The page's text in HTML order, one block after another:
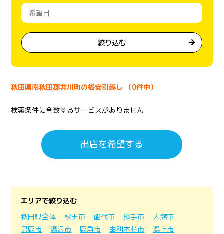
絞り込む
秋田県南秋田郡井川町の格安引越し （0件中）
検索条件に合致するサービスがありません
出店を希望する
エリアで絞り込む
秋田県全体
秋田市 能代市 横手市
大館市
男鹿市
湯沢市 鹿角市 由利本荘市
潟上市